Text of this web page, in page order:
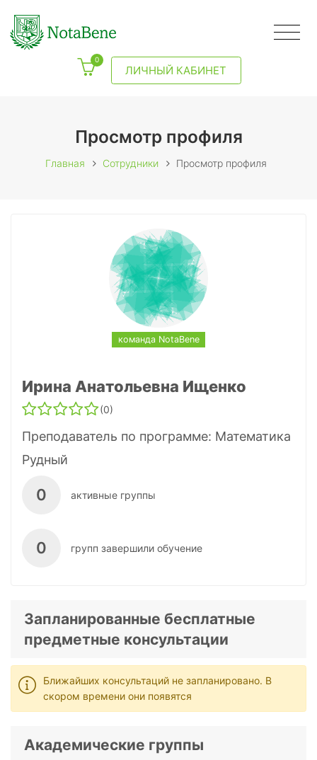
0
ЛИЧНЫЙ КАБИНЕТ
Просмотр профиля
Главная Сотрудники Просмотр профиля
команда NotaBene
Ирина Анатольевна Ищенко
(0)
Преподаватель по программе: Математика
Рудный
0 активные группы
0 групп завершили обучение
Запланированные бесплатные
предметные консультации
Ближайших консультаций не запланировано. В
скором времени они появятся
Академические группы